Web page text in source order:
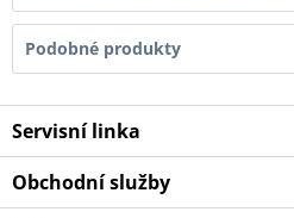
Podobné produkty
Servisní linka
Obchodní služby